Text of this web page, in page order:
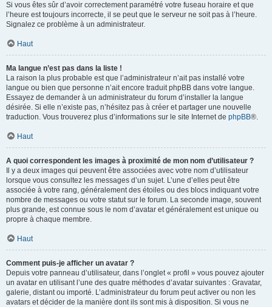
Si vous êtes sûr d’avoir correctement paramétré votre fuseau horaire et que
l’heure est toujours incorrecte, il se peut que le serveur ne soit pas à l’heure.
Signalez ce problème à un administrateur.
Haut
Ma langue n’est pas dans la liste !
La raison la plus probable est que l’administrateur n’ait pas installé votre
langue ou bien que personne n’ait encore traduit phpBB dans votre langue.
Essayez de demander à un administrateur du forum d’installer la langue
désirée. Si elle n’existe pas, n’hésitez pas à créer et partager une nouvelle
traduction. Vous trouverez plus d’informations sur le site Internet de phpBB®.
Haut
A quoi correspondent les images à proximité de mon nom d’utilisateur ?
Il y a deux images qui peuvent être associées avec votre nom d’utilisateur
lorsque vous consultez les messages d’un sujet. L’une d’elles peut être
associée à votre rang, généralement des étoiles ou des blocs indiquant votre
nombre de messages ou votre statut sur le forum. La seconde image, souvent
plus grande, est connue sous le nom d’avatar et généralement est unique ou
propre à chaque membre.
Haut
Comment puis-je afficher un avatar ?
Depuis votre panneau d’utilisateur, dans l’onglet « profil » vous pouvez ajouter
un avatar en utilisant l’une des quatre méthodes d’avatar suivantes : Gravatar,
galerie, distant ou importé. L’administrateur du forum peut activer ou non les
avatars et décider de la manière dont ils sont mis à disposition. Si vous ne